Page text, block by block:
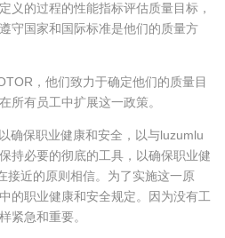
义的过程的性能指标评估质量目标，
守国家和国际标准是他们的质量方
，他们致力于确定他们的质量目
所有员工中扩展这一政策。
确保职业健康和安全，以与luzumlu
持必要的彻底的工具，以确保职业健
接近的原则相信。为了实施这一原
的职业健康和安全规定。因为没有工
紧急和重要。